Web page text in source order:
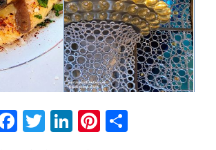
Facebook
Twitter
LinkedIn
Pinterest